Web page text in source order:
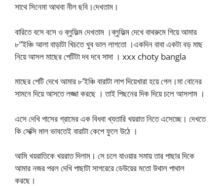
সাথে সিনেমা আথবা নীল ছবি।দেখতাম।
বারিতে বসে বসে ও ব্লুফিল্ম দেখতাম ।ব্লুফিল্ম দেখে বাথরুমে গিয়ে আমার
৮”ইঞ্চি আলা বাড়াটা খিচতে খুব ভাল লাগতো ।একদিন বাবা একটা বড় মাছ
নিয়ে আসল মাছের পেটিটা দব দবে সাদা । xxx choty bangla
মাছের পেটি দেখে আমার ৮’ইঞ্চি বারাটা লাপ দিয়েখারা হয়ে গেল।মা বোনের
সামনে দিয়ে আসতে লজ্জা করছে । তাই পিছনের দিক দিয়ে চলে আসলাম ।
এসে দেখি পাসের গ্রামের এক বিধবা খ্যতারি খয়রাত নিতে এসেচ্ছে। দেখতে
কি সেক্সি মাল ভাবতেই বারাটা কেপে ফুলে উঠে ।
আমি খয়রাতিকে খয়রাত দিলাম। সে চলে যাওয়ার সমায় তার পাছার দিকে
আমার নজর পরল দেখি পাছাটা সাগরেরে ডেউয়ের মতো উথাল পাথাল
করছে।